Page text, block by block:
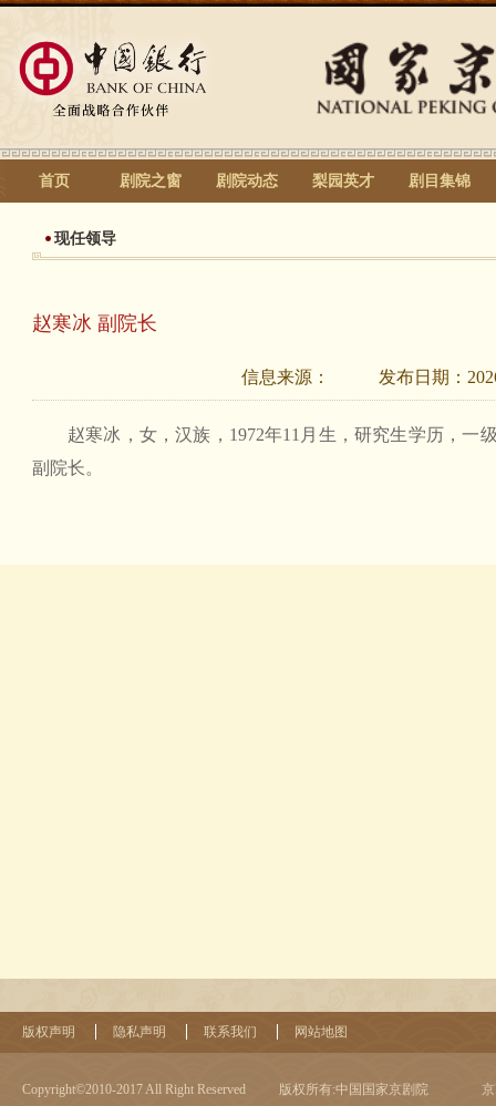
首页 剧院之窗 剧院动态 梨园英才 剧目集锦
现任领导
赵寒冰 副院长
信息来源： 发布日期：
赵寒冰，女，汉族，1972年11月生，研究生学历，一
副院长。
版权声明 隐私声明 联系我们 网站地图
Copyright©2010-2017 All Right Reserved 版权所有:中国国家京剧院